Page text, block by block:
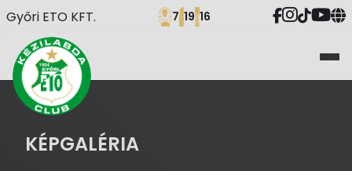
Győri ETO KFT. 7 19 16
KÉPGALÉRIA